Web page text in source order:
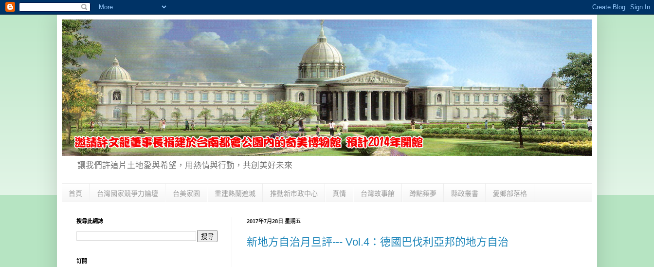
讓我們許這片土地愛與希望，用熱情與行動，共創美好未來
首頁 台灣國家競爭力論壇 台美家園 重建熱蘭遮城 推動新市政中心 真情 台灣故事館 蹲點築夢 縣政叢書 愛鄉部落格
2017年7月28日 星期五
新地方自治月旦評--- Vol.4：德國巴伐利亞邦的地方自治
搜尋此網誌
訂閱